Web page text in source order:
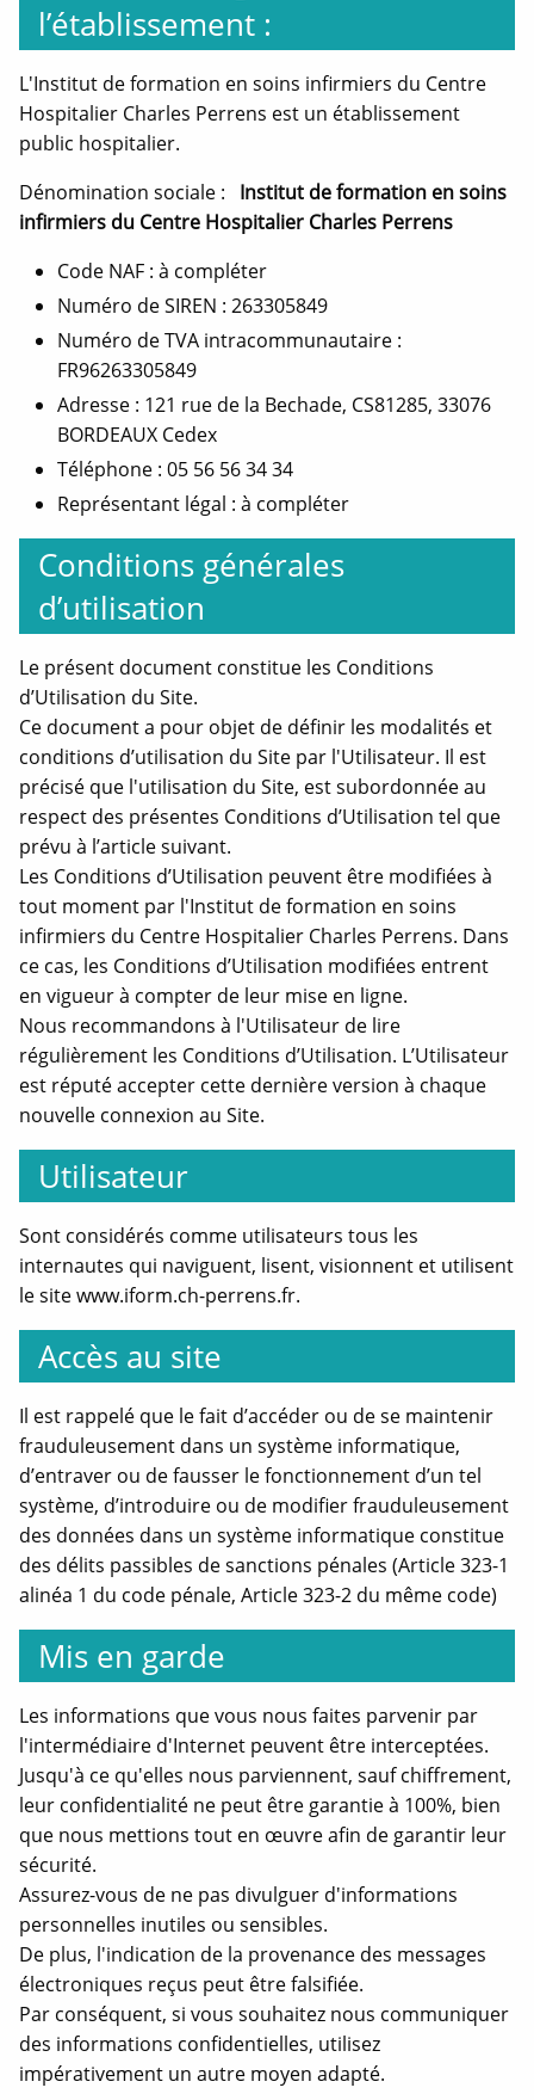
l’établissement :
L'Institut de formation en soins infirmiers du Centre
Hospitalier Charles Perrens est un établissement
public hospitalier.
Dénomination sociale :
Institut de formation en soins
infirmiers du Centre Hospitalier Charles Perrens
Code NAF : à compléter
Numéro de SIREN : 263305849
Numéro de TVA intracommunautaire :
FR96263305849
Adresse : 121 rue de la Bechade, CS81285, 33076
BORDEAUX Cedex
Téléphone : 05 56 56 34 34
Représentant légal : à compléter
Conditions générales
d’utilisation
Le présent document constitue les Conditions
d’Utilisation du Site.
Ce document a pour objet de définir les modalités et
conditions d’utilisation du Site par l'Utilisateur. Il est
précisé que l'utilisation du Site, est subordonnée au
respect des présentes Conditions d’Utilisation tel que
prévu à l’article suivant.
Les Conditions d’Utilisation peuvent être modifiées à
tout moment par l'Institut de formation en soins
infirmiers du Centre Hospitalier Charles Perrens. Dans
ce cas, les Conditions d’Utilisation modifiées entrent
en vigueur à compter de leur mise en ligne.
Nous recommandons à l'Utilisateur de lire
régulièrement les Conditions d’Utilisation. L’Utilisateur
est réputé accepter cette dernière version à chaque
nouvelle connexion au Site.
Utilisateur
Sont considérés comme utilisateurs tous les
internautes qui naviguent, lisent, visionnent et utilisent
le site www.iform.ch-perrens.fr.
Accès au site
Il est rappelé que le fait d’accéder ou de se maintenir
frauduleusement dans un système informatique,
d’entraver ou de fausser le fonctionnement d’un tel
système, d’introduire ou de modifier frauduleusement
des données dans un système informatique constitue
des délits passibles de sanctions pénales (Article 323-1
alinéa 1 du code pénale, Article 323-2 du même code)
Mis en garde
Les informations que vous nous faites parvenir par
l'intermédiaire d'Internet peuvent être interceptées.
Jusqu'à ce qu'elles nous parviennent, sauf chiffrement,
leur confidentialité ne peut être garantie à 100%, bien
que nous mettions tout en œuvre afin de garantir leur
sécurité.
Assurez-vous de ne pas divulguer d'informations
personnelles inutiles ou sensibles.
De plus, l'indication de la provenance des messages
électroniques reçus peut être falsifiée.
Par conséquent, si vous souhaitez nous communiquer
des informations confidentielles, utilisez
impérativement un autre moyen adapté.